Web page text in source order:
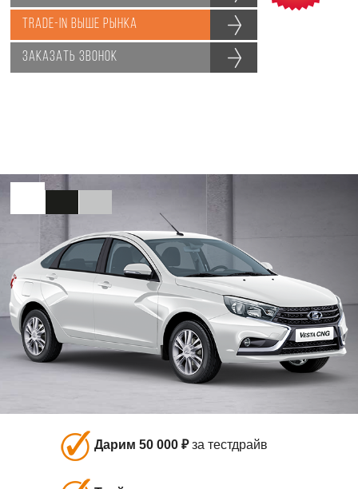
Trade-in выше рынка
ЗАКАЗАТЬ ЗВОНОК
Дарим 50 000 ₽за тестдрайв